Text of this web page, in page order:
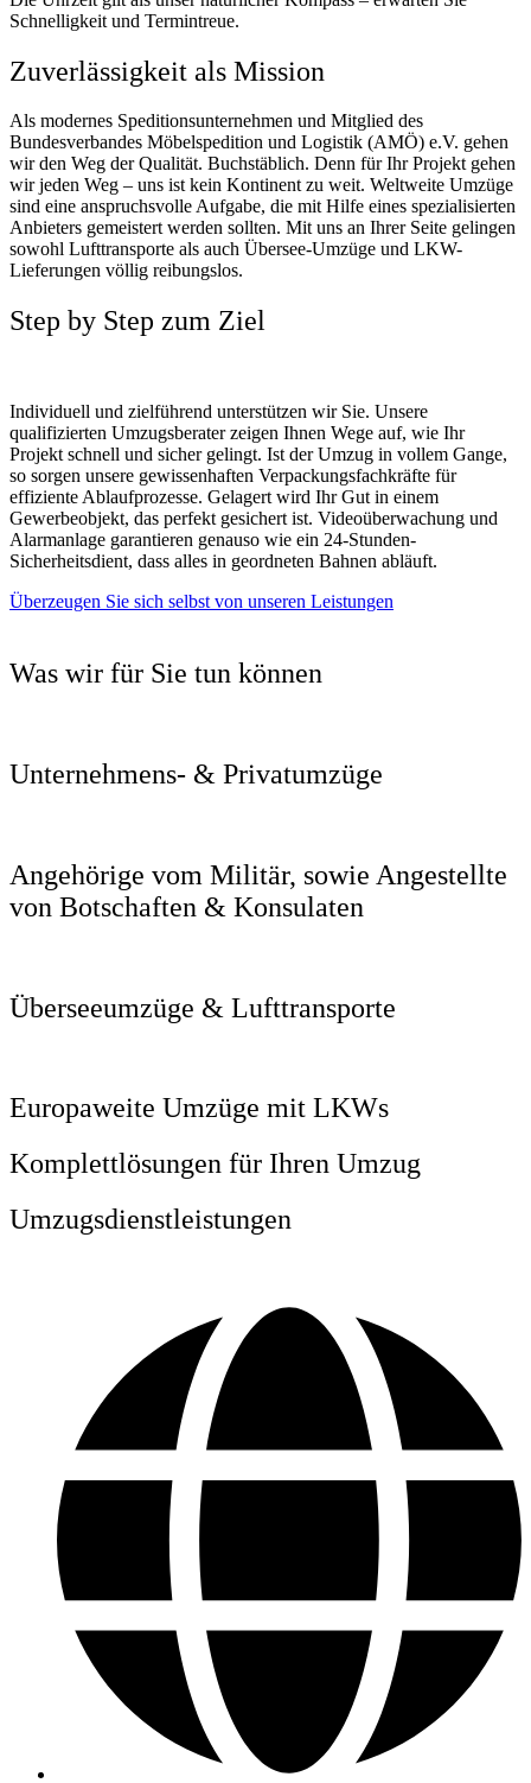
Schnelligkeit und Termintreue.
Zuverlässigkeit als Mission
Als modernes Speditionsunternehmen und Mitglied des
Bundesverbandes Möbelspedition und Logistik (AMÖ) e.V. gehen
wir den Weg der Qualität. Buchstäblich. Denn für Ihr Projekt gehen
wir jeden Weg – uns ist kein Kontinent zu weit. Weltweite Umzüge
sind eine anspruchsvolle Aufgabe, die mit Hilfe eines spezialisierten
Anbieters gemeistert werden sollten. Mit uns an Ihrer Seite gelingen
sowohl Lufttransporte als auch Übersee-Umzüge und LKW-
Lieferungen völlig reibungslos.
Step by Step zum Ziel
Individuell und zielführend unterstützen wir Sie. Unsere
qualifizierten Umzugsberater zeigen Ihnen Wege auf, wie Ihr
Projekt schnell und sicher gelingt. Ist der Umzug in vollem Gange,
so sorgen unsere gewissenhaften Verpackungsfachkräfte für
effiziente Ablaufprozesse. Gelagert wird Ihr Gut in einem
Gewerbeobjekt, das perfekt gesichert ist. Videoüberwachung und
Alarmanlage garantieren genauso wie ein 24-Stunden-
Sicherheitsdient, dass alles in geordneten Bahnen abläuft.
Überzeugen Sie sich selbst von unseren Leistungen
Was wir für Sie tun können
Unternehmens- & Privatumzüge
Angehörige vom Militär, sowie Angestellte
von Botschaften & Konsulaten
Überseeumzüge & Lufttransporte
Europaweite Umzüge mit LKWs
Komplettlösungen für Ihren Umzug
Umzugsdienstleistungen